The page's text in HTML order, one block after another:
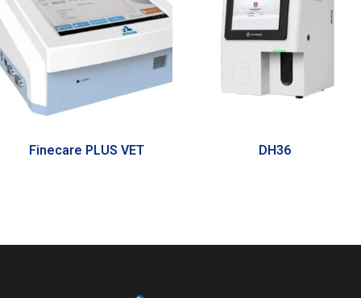
Finecare PLUS VET DH36